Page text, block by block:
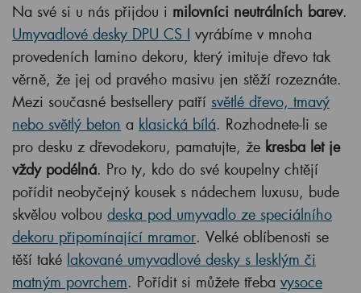
Na své si u nás přijdou i milovníci neutrálních barev.
Umyvadlové desky DPU CS I vyrábíme v mnoha
provedeních lamino dekoru, který imituje dřevo tak
věrně, že jej od pravého masivu jen stěží rozeznáte.
Mezi současné bestsellery patří světlé dřevo, tmavý
nebo světlý beton a klasická bílá. Rozhodnete-li se
pro desku z dřevodekoru, pamatujte, že kresba let je
vždy podélná. Pro ty, kdo do své koupelny chtějí
pořídit neobyčejný kousek s nádechem luxusu, bude
skvělou volbou deska pod umyvadlo ze speciálního
dekoru připomínající mramor. Velké oblíbenosti se
těší také lakované umyvadlové desky s lesklým či
matným povrchem. Pořídit si můžete třeba vysoce